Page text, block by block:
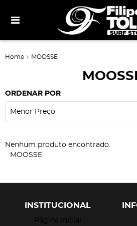
Home MOOSSE
ORDENAR POR
Menor Preço
Nenhum produto encontrado.
MOOSSE
INSTITUCIONAL
Página Inicial